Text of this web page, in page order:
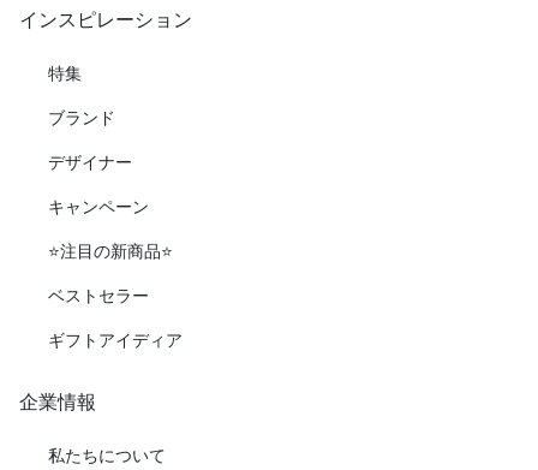
インスピレーション
特集
ブランド
デザイナー
キャンペーン
⭐️注目の新商品⭐️
ベストセラー
ギフトアイディア
企業情報
私たちについて